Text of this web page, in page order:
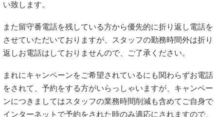
い致します。
また留守番電話を残している方から優先的に折り返し電話を
させていただいておりますが、スタッフの勤務時間外は折り
返しお電話はしておりませんので、ご了承ください。
まれにキャンペーンをご希望されているにも関わらずお電話
をされて、予約をする方がいらっしゃいますが、キャンペー
ンにつきましてはスタッフの業務時間削減も含めてご自身で
インターネットで予約をされた時のみ適応にされますので、